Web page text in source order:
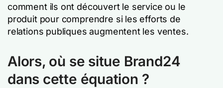
comment ils ont découvert le service ou le
produit pour comprendre si les efforts de
relations publiques augmentent les ventes.
Alors, où se situe Brand24
dans cette équation ?